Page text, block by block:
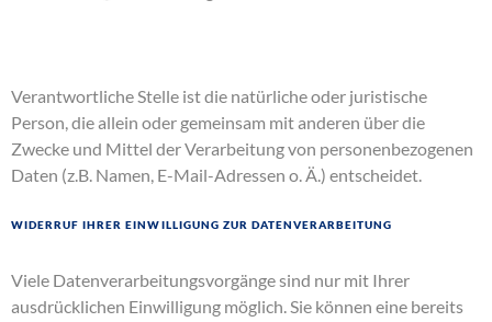
Verantwortliche Stelle ist die natürliche oder juristische
Person, die allein oder gemeinsam mit anderen über die
Zwecke und Mittel der Verarbeitung von personenbezogenen
Daten (z.B. Namen, E-Mail-Adressen o. Ä.) entscheidet.
Widerruf Ihrer Einwilligung zur Datenverarbeitung
Viele Datenverarbeitungsvorgänge sind nur mit Ihrer
ausdrücklichen Einwilligung möglich. Sie können eine bereits